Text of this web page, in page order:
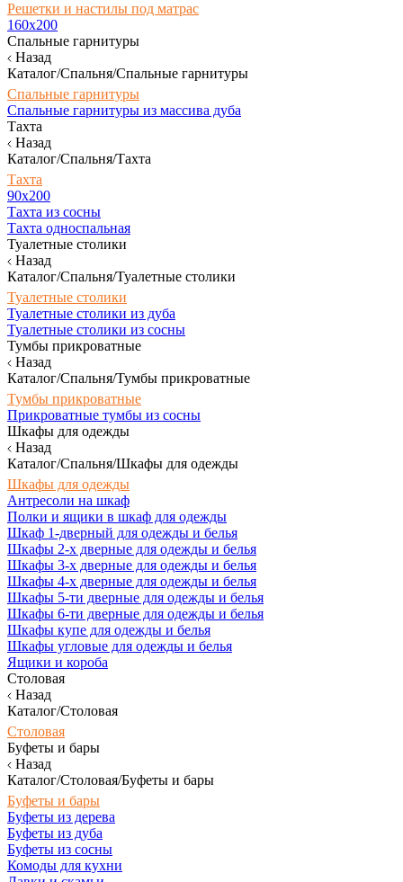
Решетки и настилы под матрас
160х200
Спальные гарнитуры
Назад
Каталог/Спальня/Спальные гарнитуры
Спальные гарнитуры
Спальные гарнитуры из массива дуба
Тахта
Назад
Каталог/Спальня/Тахта
Тахта
90х200
Тахта из сосны
Тахта односпальная
Туалетные столики
Назад
Каталог/Спальня/Туалетные столики
Туалетные столики
Туалетные столики из дуба
Туалетные столики из сосны
Тумбы прикроватные
Назад
Каталог/Спальня/Тумбы прикроватные
Тумбы прикроватные
Прикроватные тумбы из сосны
Шкафы для одежды
Назад
Каталог/Спальня/Шкафы для одежды
Шкафы для одежды
Антресоли на шкаф
Полки и ящики в шкаф для одежды
Шкаф 1-дверный для одежды и белья
Шкафы 2-х дверные для одежды и белья
Шкафы 3-х дверные для одежды и белья
Шкафы 4-х дверные для одежды и белья
Шкафы 5-ти дверные для одежды и белья
Шкафы 6-ти дверные для одежды и белья
Шкафы купе для одежды и белья
Шкафы угловые для одежды и белья
Ящики и короба
Столовая
Назад
Каталог/Столовая
Столовая
Буфеты и бары
Назад
Каталог/Столовая/Буфеты и бары
Буфеты и бары
Буфеты из дерева
Буфеты из дуба
Буфеты из сосны
Комоды для кухни